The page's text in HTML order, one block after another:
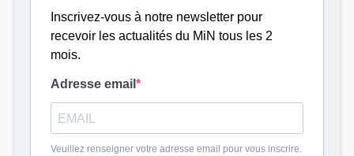
Contacter le producteur
Afficher les coordonnées